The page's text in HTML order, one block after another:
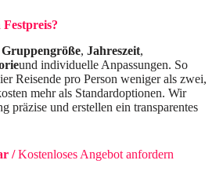
Gruppengröße, Jahreszeit,
und individuelle Anpassungen. So
Reisende pro Person weniger als zwei,
mehr als Standardoptionen. Wir
präzise und erstellen ein transparentes
/Kostenloses Angebot anfordern